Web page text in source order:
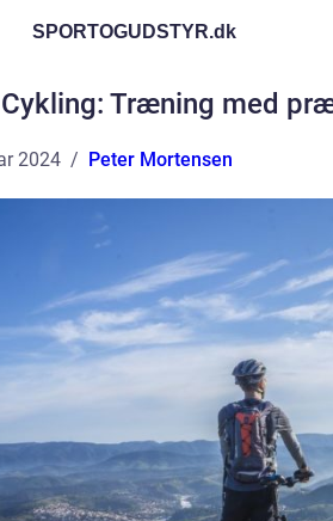
SPORTOGUDSTYR.dk
Træning med
2024 Peter Mortensen